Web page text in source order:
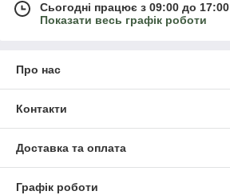
Сьогодні працює з 09:00 до 17:00
Показати весь графік роботи
Про нас
Контакти
Доставка та оплата
Графік роботи